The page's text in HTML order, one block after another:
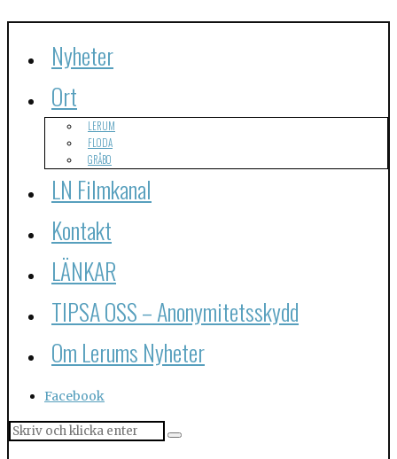
Nyheter
Ort
LERUM
FLODA
GRÅBO
LN Filmkanal
Kontakt
LÄNKAR
TIPSA OSS – Anonymitetsskydd
Om Lerums Nyheter
Facebook